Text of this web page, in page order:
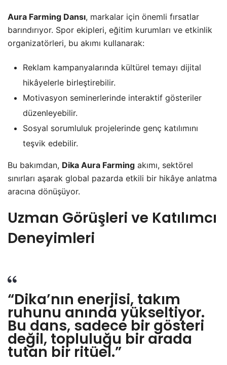
Aura Farming Dansı, markalar için önemli fırsatlar
barındırıyor. Spor ekipleri, eğitim kurumları ve etkinlik
organizatörleri, bu akımı kullanarak:
Reklam kampanyalarında kültürel temayı dijital
hikâyelerle birleştirebilir.
Motivasyon seminerlerinde interaktif gösteriler
düzenleyebilir.
Sosyal sorumluluk projelerinde genç katılımını
teşvik edebilir.
Bu bakımdan, Dika Aura Farming akımı, sektörel
sınırları aşarak global pazarda etkili bir hikâye anlatma
aracına dönüşüyor.
Uzman Görüşleri ve Katılımcı
Deneyimleri
“Dika’nın enerjisi, takım
ruhunu anında yükseltiyor.
Bu dans, sadece bir gösteri
değil, topluluğu bir arada
tutan bir ritüel.”